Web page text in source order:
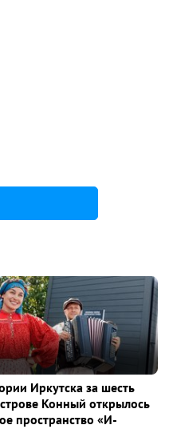
Иркутска за шесть
Конный открылось
пространство «И-